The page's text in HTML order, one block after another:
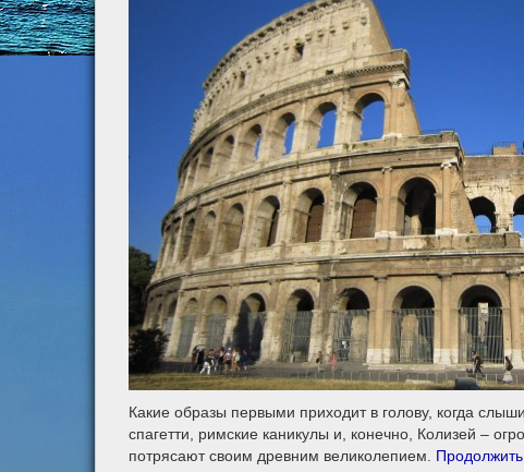
Какие образы первыми приходит в голову, когда
спагетти, римские каникулы и, конечно, Колизей –
потрясают своим древним великолепием.